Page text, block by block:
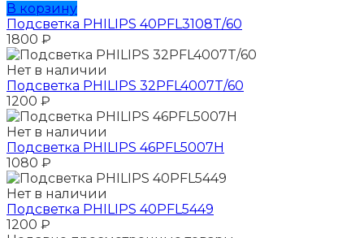
В корзину
Подсветка PHILIPS 40PFL3108T/60
1800 ₽
Нет в наличии
Подсветка PHILIPS 32PFL4007T/60
1200 ₽
Нет в наличии
Подсветка PHILIPS 46PFL5007H
1080 ₽
Нет в наличии
Подсветка PHILIPS 40PFL5449
1200 ₽